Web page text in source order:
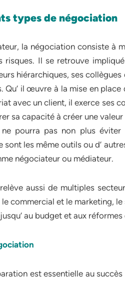
types de négociation
la négociation consiste à
risques. Il se retrouve
hiérarchiques, ses
Qu’ il œuvre à la mise en
avec un client, il exerce ses
sa capacité à créer une
pourra pas non plus
sont les même outils ou d’
négociateur ou médiateur.
aussi de multiples
commercial et le marketing,
au budget et aux
est essentielle au